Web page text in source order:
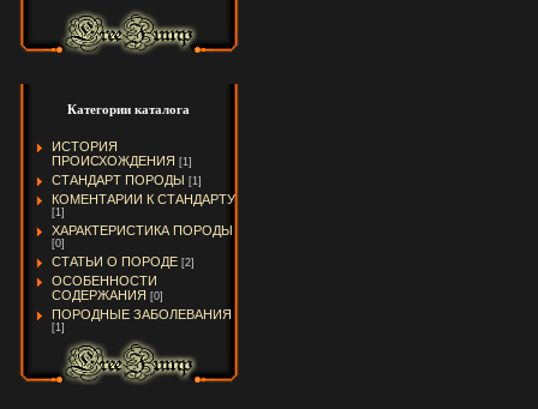
Категории каталога
ИСТОРИЯ
ПРОИСХОЖДЕНИЯ [1]
СТАНДАРТ ПОРОДЫ [1]
КОМЕНТАРИИ К СТАНДАРТУ
[1]
ХАРАКТЕРИСТИКА ПОРОДЫ
[0]
СТАТЬИ О ПОРОДЕ [2]
ОСОБЕННОСТИ
СОДЕРЖАНИЯ [0]
ПОРОДНЫЕ ЗАБОЛЕВАНИЯ
[1]